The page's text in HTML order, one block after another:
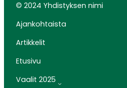
© 2024 Yhdistyksen nimi
Ajankohtaista
Artikkelit
Etusivu
Vaalit 2025